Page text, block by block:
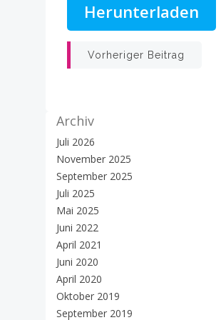
Herunterladen
Beitrags-
Vorheriger Beitrag
Archiv
Juli 2026
November 2025
September 2025
Juli 2025
Mai 2025
Juni 2022
April 2021
Juni 2020
April 2020
Oktober 2019
September 2019